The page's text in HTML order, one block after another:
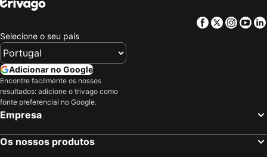
Facebook
Twitter
Selecione o seu país
Adicionar no Google
Encontre facilmente os nossos
resultados: adicione o trivago como
fonte preferencial no Google.
Empresa
Os nossos produtos